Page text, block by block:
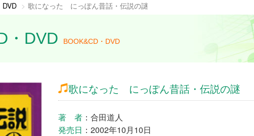
DVD 歌になった にっぽん昔話・伝説の謎
・DVD BOOK&CD・DVD
歌になった にっぽん昔話・伝説の謎
著 者：合田道人
発売日 ：2002年10月10日